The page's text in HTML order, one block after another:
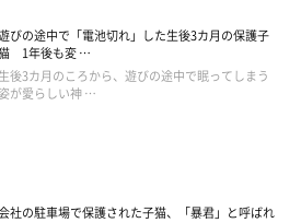
nyankotei.com/
びの途中で「電池切れ」した生後3カ月の保護子
1年後も変 …
生後3カ月のころから、遊びの途中で眠ってしまう
姿が愛らしい神 …
社の駐車場で保護された子猫、「暴君」と呼ばれ